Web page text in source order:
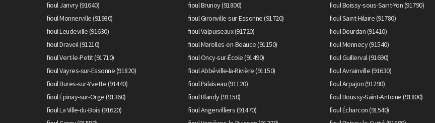
fioul Janvry (91640) fioul Brunoy (91800) fioul Boissy-sous-Saint-Yon (91790)
fioul Monnerville (91930)
fioul Gironville-sur-Essonne (91720) fioul Saint-Hilaire (91780)
fioul Leudeville (91630)
fioul Valpuiseaux (91720) fioul Dourdan (91410)
fioul Draveil (91210)
fioul Marolles-en-Beauce (91150) fioul Mennecy (91540)
fioul Vert-le-Petit (91710)
fioul Oncy-sur-École (91490) fioul Guillerval (91690)
fioul Vayres-sur-Essonne (91820)
fioul Abbéville-la-Rivière (91150) fioul Avrainville (91630)
fioul Bures-sur-Yvette (91440)
fioul Palaiseau (91120) fioul Arpajon (91290)
fioul Épinay-sur-Orge (91360)
fioul Blandy (91150) fioul Boussy-Saint-Antoine (91800)
fioul La Ville-du-Bois (91620)
fioul Angervilliers (91470) fioul Écharcon (91540)